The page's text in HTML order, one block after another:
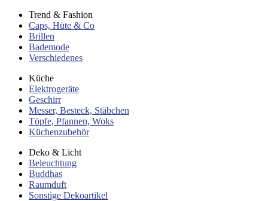
Trend & Fashion
Caps, Hüte & Co
Brillen
Bademode
Verschiedenes
Küche
Elektrogeräte
Geschirr
Messer, Besteck, Stäbchen
Töpfe, Pfannen, Woks
Küchenzubehör
Deko & Licht
Beleuchtung
Buddhas
Raumduft
Sonstige Dekoartikel